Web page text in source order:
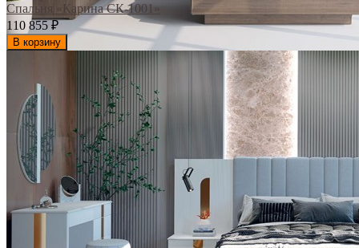
Спальня «Карина СК-1001»
110 855 ₽
В корзину